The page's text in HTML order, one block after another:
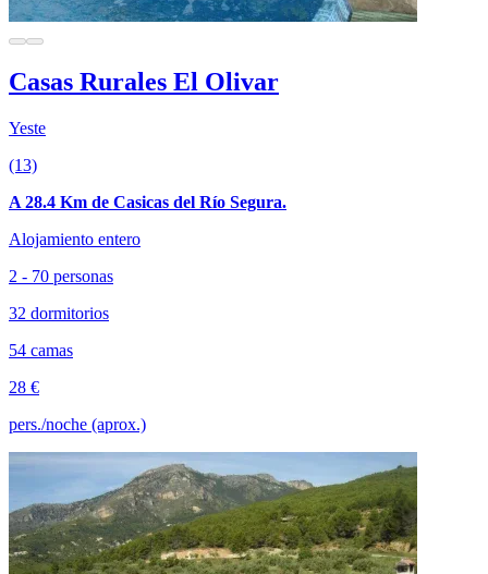
Casas Rurales El Olivar
Yeste
(13)
A 28.4 Km de Casicas del Río Segura.
Alojamiento entero
2 - 70 personas
32 dormitorios
54 camas
28 €
pers./noche (aprox.)